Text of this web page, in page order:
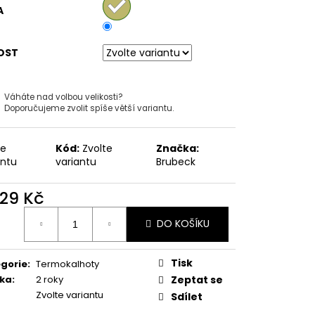
Váháte nad volbou velikosti?
Doporučujeme zvolit spíše větší variantu.
Kód: Zvolte
variantu
Značka:
Brubeck
Kč
DO KOŠÍKU
: Termokalhoty
:
2 roky
Zvolte variantu
Tisk
Zeptat se
Sdílet
KALHOTKY HIPSTER
KS.